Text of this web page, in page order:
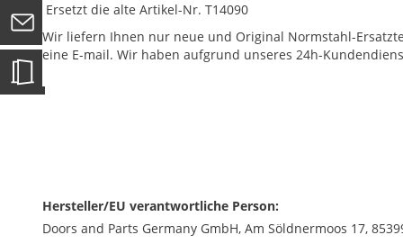
Ersetzt die alte Artikel-Nr. T14090
Wir liefern Ihnen nur neue und Original Normstahl-
eine E-mail. Wir haben aufgrund unseres 24h-
Hersteller/EU verantwortliche Person:
Doors and Parts Germany GmbH, Am Söldnermoos 17,